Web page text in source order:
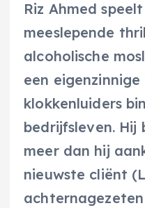
Riz Ahmed
meeslepende
alcoholische
een
klokkenluiders
bedrijfsleven. Hij
meer dan hij
nieuwste cliënt